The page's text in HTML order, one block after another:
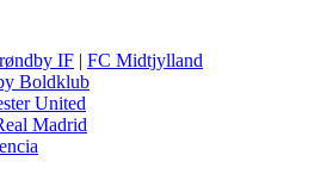
IF | FC Midtjylland
Boldklub
United
Madrid